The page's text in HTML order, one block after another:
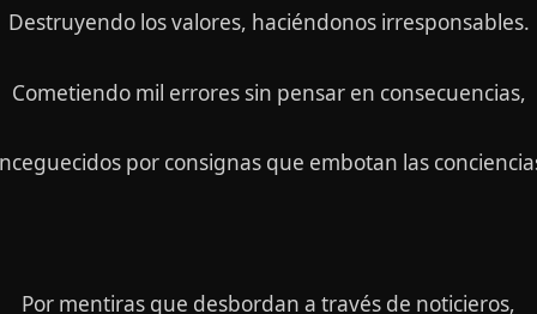
Destruyendo los valores, haciéndonos irresponsables.
Cometiendo mil errores sin pensar en consecuencias,
por consignas que embotan las
Por mentiras que desbordan a través de noticieros,